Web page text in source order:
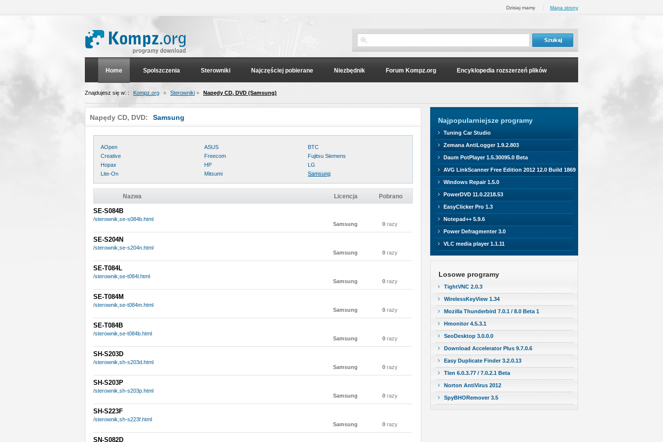
Dzisiaj mamy Mapa strony
Home Spolszczenia Sterowniki Najczęściej pobierane Niezbędnik Forum Kompz.org Encyklopedia rozszerzeń plików
Znajdujesz się w: : Kompz.org » Sterowniki » Napędy CD, DVD (Samsung)
Napędy CD, DVD: Samsung
AOpen ASUS
BTC
Creative
Freecom
Fujitsu Siemens
Hopax
HP
LG
Lite-On
Mitsumi Samsung
Nazwa Licencja Pobrano
SE-S084B
/sterownik,se-s084b.html
Samsung
0 razy
SE-S204N
/sterownik,se-s204n.html
Samsung
0 razy
SE-T084L
/sterownik,se-t084l.html
Samsung
0 razy
SE-T084M
/sterownik,se-t084m.html
Samsung
0 razy
SE-T084B
/sterownik,se-t084b.html
Samsung
0 razy
SH-S203D
/sterownik,sh-s203d.html
Samsung
0 razy
SH-S203P
/sterownik,sh-s203p.html
Samsung
0 razy
SH-S223F
/sterownik,sh-s223f.html
Samsung
0 razy
SN-S082D
Najpopularniejsze programy
Tuning Car Studio
Zemana AntiLogger 1.9.2.803
Daum PotPlayer 1.5.30095.0 Beta
AVG LinkScanner Free Edition 2012 12.0 Build 1869
Windows Repair 1.5.0
PowerDVD 11.0.2218.53
EasyClicker Pro 1.3
Notepad++ 5.9.6
Power Defragmenter 3.0
VLC media player 1.1.11
Losowe programy
TightVNC 2.0.3
WirelessKeyView 1.34
Mozilla Thunderbird 7.0.1 / 8.0 Beta 1
Hmonitor 4.5.3.1
SeoDesktop 3.0.0.0
Download Accelerator Plus 9.7.0.6
Easy Duplicate Finder 3.2.0.13
Tlen 6.0.3.77 / 7.0.2.1 Beta
Norton AntiVirus 2012
SpyBHORemover 3.5